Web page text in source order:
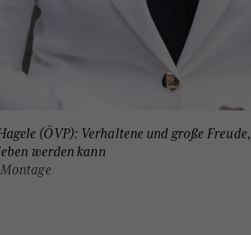
(ÖVP): Verhaltene und große Freude,
werden kann